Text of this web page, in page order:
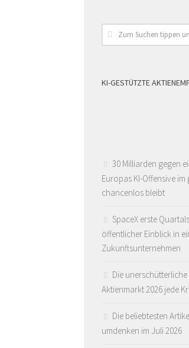
KI-GESTÜTZTE
30 Milliarden gegen
Europas KI-Offensive
chancenlos bleibt
SpaceX erste
öffentlicher Einblick in
Zukunftsunternehmen
Die
Aktienmarkt 2026 jede
Die beliebtesten
umdenken im Juli 2026